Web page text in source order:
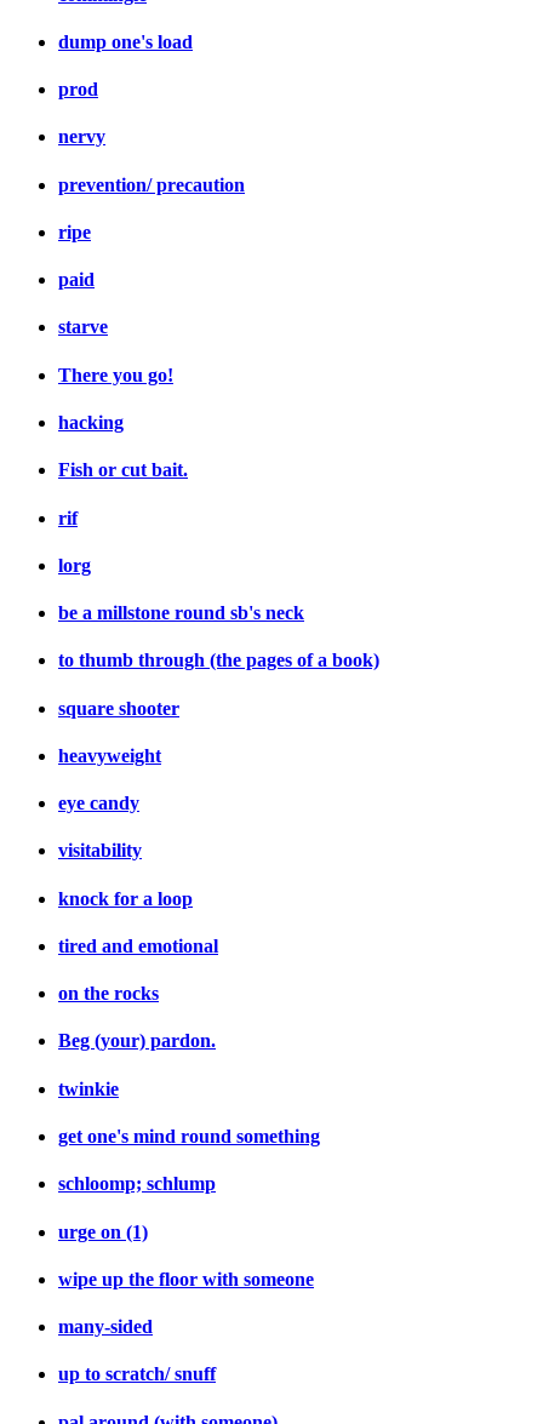
dump one's load
prod
nervy
prevention/ precaution
ripe
paid
starve
There you go!
hacking
Fish or cut bait.
rif
lorg
be a millstone round sb's neck
to thumb through (the pages of a book)
square shooter
heavyweight
eye candy
visitability
knock for a loop
tired and emotional
on the rocks
Beg (your) pardon.
twinkie
get one's mind round something
schloomp; schlump
urge on (1)
wipe up the floor with someone
many-sided
up to scratch/ snuff